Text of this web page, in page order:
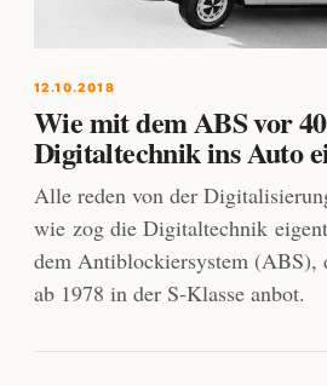
12.10.2018
Wie mit dem ABS vor
Digitaltechnik ins Auto
Alle reden von der
wie zog die Digitaltechnik
dem Antiblockiersystem (ABS),
ab 1978 in der S-Klasse anbot.